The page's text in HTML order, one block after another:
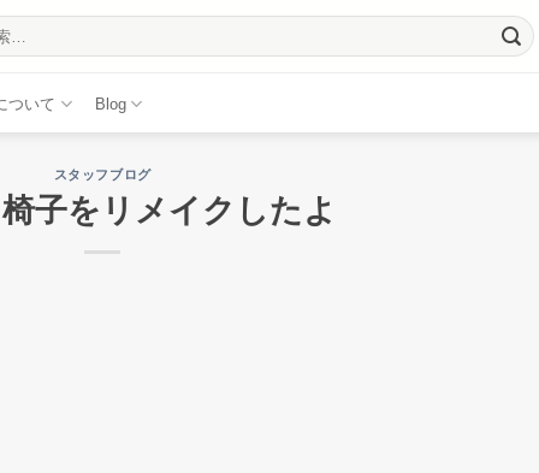
ついて Blog
スタッフブログ
子をリメイクしたよ